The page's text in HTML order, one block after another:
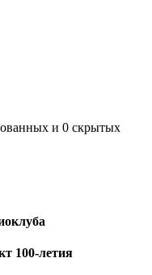
и 0 скрытых
100-летия